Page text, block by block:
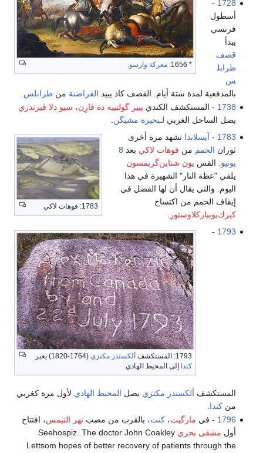
* 1656: معركة وارسو
1728
-
أسطول
فرنسي
يبدأ
قصف
طرابل
س
بالمدفعية لمدة ستة أيام. القصف كاد يبيد القراصنة منطرابلس
1738 - المستكشف الكندي پيير گولتييه ده ڤارِن، سيو دلا ڤيرندري
يصل الساحل الغربي لـبحيرة مشيگن.
1783: فوهات لاكي
1783
- آيسلاندا تشهد مرة أخرى
ثوران الحمم من فوهات لاكي بعد 8
يونيو. القس يون شتاين‌گريمسون
يلقي "عظة النار" الشهيرة في هذا
اليوم. والتي يقال أن لها الفضل في
إيقاف الحمم من اكتساح
كيرك‌يوبياركلاوستور .
1793: المستكشف ألكسندر مكنزي (1764-1820) يعبر
كندا
إلى المحيط الهادي
1793
-
المستكشف ألكسندر مكنزي يصل المحيط الهادي لأول مرة كغربي
منكندا
1796 - في مارگيت،كنت، بالقرب من مصب نهر التيمس، افتتاح
أول مشفى بحري Seehospiz. The doctor John Coakley
Lettsom hopes of better recovery of patients through the